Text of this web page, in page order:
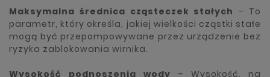
Maksymalna średnica cząsteczek stałych – To
parametr, który określa, jakiej wielkości cząstki stałe
mogą być przepompowywane przez urządzenie bez
ryzyka zablokowania wirnika.
Wysokość podnoszenia wody – Wysokość, na